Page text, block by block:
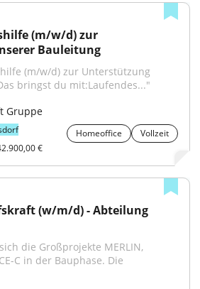
(m/w/d) zur
Bauleitung
(m/w/d) zur Unterstützung
bringst du mit:Laufendes..."
Gruppe
Homeoffice
Vollzeit
€
(w/m/d) - Abteilung
die Großprojekte MERLIN,